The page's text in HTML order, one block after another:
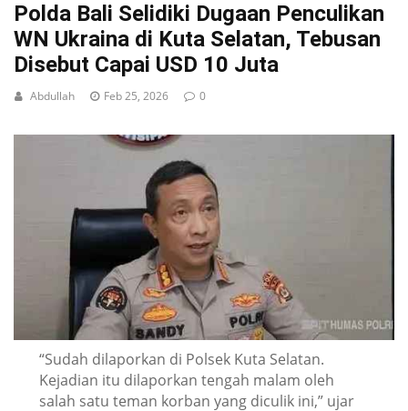
Polda Bali Selidiki Dugaan Penculikan
WN Ukraina di Kuta Selatan, Tebusan
Disebut Capai USD 10 Juta
Abdullah Feb 25, 2026 0
“Sudah dilaporkan di Polsek Kuta Selatan.
Kejadian itu dilaporkan tengah malam oleh
salah satu teman korban yang diculik ini,” ujar